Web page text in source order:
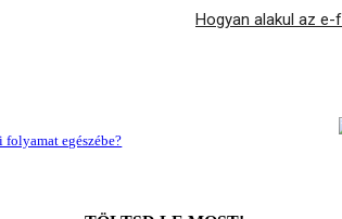
Hogyan alakul az
egészébe?